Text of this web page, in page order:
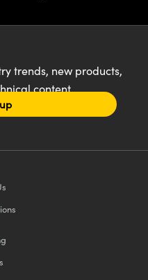
trends, new products,
content